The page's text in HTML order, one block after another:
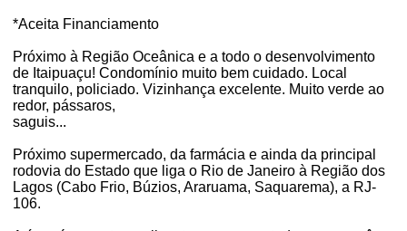
*Aceita Financiamento
Próximo à Região Oceânica e a todo o desenvolvimento
de Itaipuaçu! Condomínio muito bem cuidado. Local
tranquilo, policiado. Vizinhança excelente. Muito verde ao
redor, pássaros,
saguis...
Próximo supermercado, da farmácia e ainda da principal
rodovia do Estado que liga o Rio de Janeiro à Região dos
Lagos (Cabo Frio, Búzios, Araruama, Saquarema), a RJ-
106.